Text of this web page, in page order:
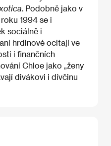
. Podobně jako v
1994 se i
sociálně i
hrdinové ocitají ve
i finančních
Chloe jako „ženy
divákovi i dívčinu